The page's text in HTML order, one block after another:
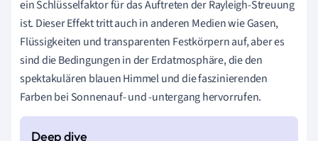
ein Schlüsselfaktor für das Auftreten der Rayleigh-Streuung
ist. Dieser Effekt tritt auch in anderen Medien wie Gasen,
Flüssigkeiten und transparenten Festkörpern auf, aber es
sind die Bedingungen in der Erdatmosphäre, die den
spektakulären blauen Himmel und die faszinierenden
Farben bei Sonnenauf- und -untergang hervorrufen.